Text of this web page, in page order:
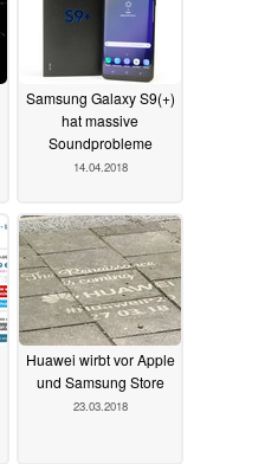
Samsung Galaxy S9(+)
hat massive
Soundprobleme
14.04.2018
Huawei wirbt vor Apple
und Samsung Store
23.03.2018